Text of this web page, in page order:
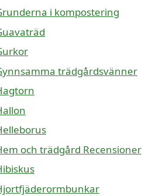
i kompostering
trädgårdsvänner
och trädgård Recensioner